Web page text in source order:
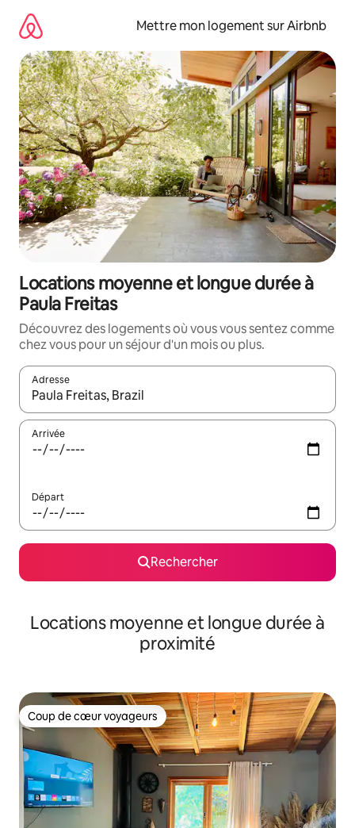
directement
contenu
Mettre mon logement sur Airbnb
Locations moyenne et longue durée à
Paula Freitas
Découvrez des logements où vous vous sentez comme
chez vous pour un séjour d'un mois ou plus.
Adresse
Lorsque les résultats s'affichent, utilisez les flèches vers le
Arrivée
Départ
Rechercher
Locations moyenne et longue durée à
proximité
Coup de cœur voyageurs
Coup de cœur voyageurs